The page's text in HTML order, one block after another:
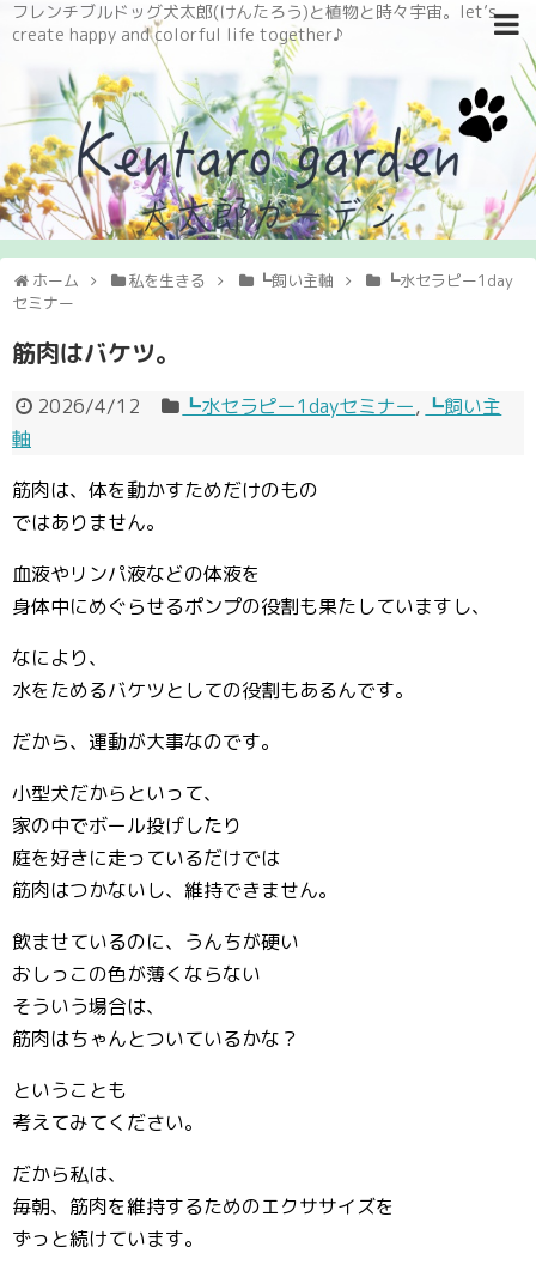
フレンチブルドッグ犬太郎(けんたろう)と植物と時々宇宙。let’s
create happy and colorful life together♪
ホーム 私を生きる ┗飼い主軸
┗水セラピー1day
セミナー
筋肉はバケツ。
2026/4/12 ┗水セラピー1dayセミナー, ┗飼い主
軸
筋肉は、体を動かすためだけのもの
ではありません。
血液やリンパ液などの体液を
身体中にめぐらせるポンプの役割も果たしていますし、
なにより、
水をためるバケツとしての役割もあるんです。
だから、運動が大事なのです。
小型犬だからといって、
家の中でボール投げしたり
庭を好きに走っているだけでは
筋肉はつかないし、維持できません。
飲ませているのに、うんちが硬い
おしっこの色が薄くならない
そういう場合は、
筋肉はちゃんとついているかな？
ということも
考えてみてください。
だから私は、
毎朝、筋肉を維持するためのエクササイズを
ずっと続けています。